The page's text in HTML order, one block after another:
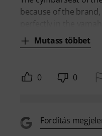
because of the
Mutass többet
0 0
Fordítás